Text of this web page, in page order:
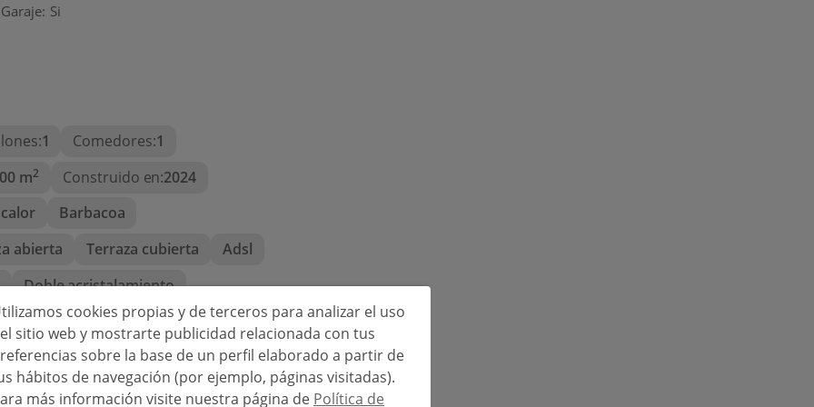
volver a disfrutar de la hermosa vista
sólo 5 minutos de la playa más cercana
frío/calor (por conductos), regulable por
materiales y acabados de calidad
paneles solares (9kW), persianas
principal, cocina exterior, ducha
Garaje: Si
1 Comedores:1
m2 Construido en:2024
Barbacoa
abierta Terraza cubierta
Adsl
Doble acristalamiento
Ascensor
Llano Distancia a los servicios:2,3 km
al centro de la ciudad:6 km
cookies propias y de terceros para analizar el uso
sitio web y mostrarte publicidad relacionada con tus
sobre la base de un perfil elaborado a partir de
hábitos de navegación (por ejemplo, páginas visitadas).
más información visite nuestra página de Política de